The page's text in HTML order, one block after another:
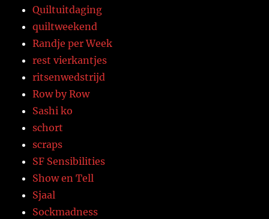
Quiltuitdaging
quiltweekend
Randje per Week
rest vierkantjes
ritsenwedstrijd
Row by Row
Sashi ko
schort
scraps
SF Sensibilities
Show en Tell
Sjaal
Sockmadness